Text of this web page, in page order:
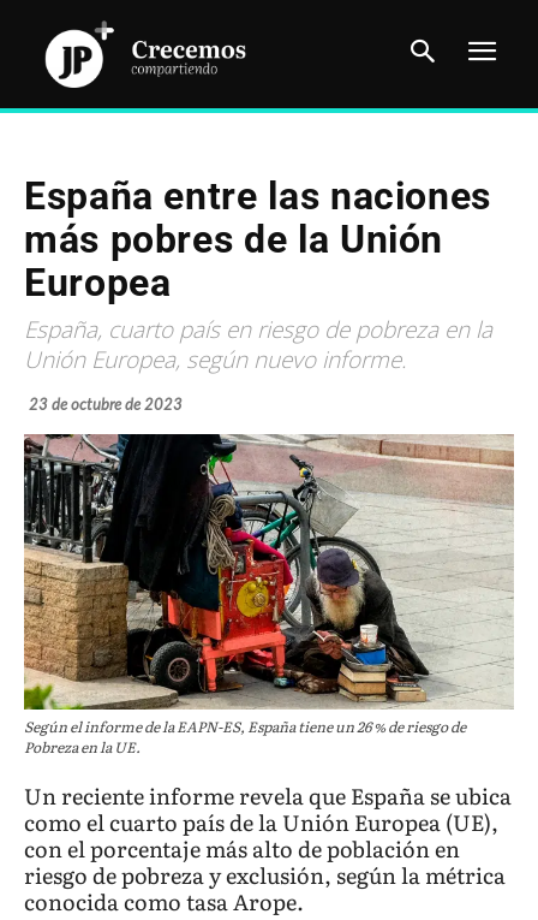
España entre las naciones
más pobres de la Unión
Europea
España, cuarto país en riesgo de pobreza en la
Unión Europea, según nuevo informe.
23 de octubre de 2023
Según el informe de la EAPN-ES, España tiene un 26 % de riesgo de
Pobreza en la UE.
Un reciente informe revela que España se ubica
como el cuarto país de la Unión Europea (UE),
con el porcentaje más alto de población en
riesgo de pobreza y exclusión, según la métrica
conocida como tasa Arope.